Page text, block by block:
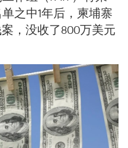
之中1年后，柬埔寨
，没收了800万美元